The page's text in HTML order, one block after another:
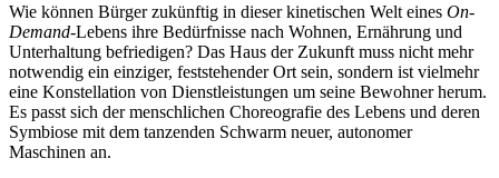
Wie können Bürger zukünftig in dieser kinetischen Welt eines On-
Demand-Lebens ihre Bedürfnisse nach Wohnen, Ernährung und
Unterhaltung befriedigen? Das Haus der Zukunft muss nicht mehr
notwendig ein einziger, feststehender Ort sein, sondern ist vielmehr
eine Konstellation von Dienstleistungen um seine Bewohner herum.
Es passt sich der menschlichen Choreografie des Lebens und deren
Symbiose mit dem tanzenden Schwarm neuer, autonomer
Maschinen an.